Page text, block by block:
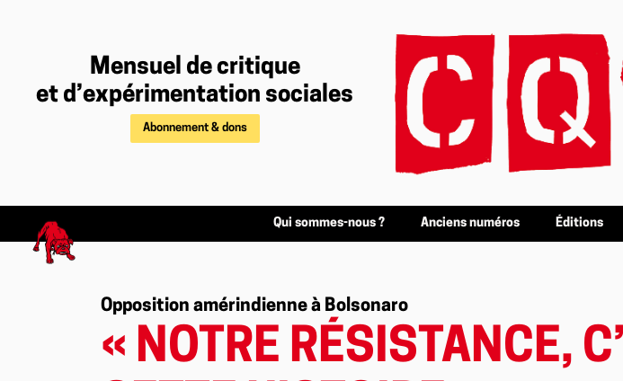
Mensuel de critique
et d’expérimentation sociales
Abonnement & dons
Qui sommes-nous ? Anciens numéros Éditions
Opposition amérindienne à Bolsonaro
« NOTRE RÉSISTANCE,